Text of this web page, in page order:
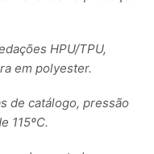
HPU/TPU,
em polyester.
de catálogo, pressão
115ºC.